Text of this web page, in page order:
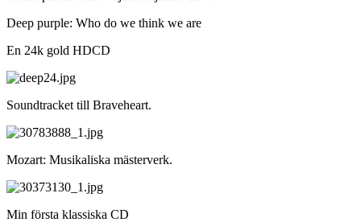
Deep purple: Who do we think we are
En 24k gold HDCD
Soundtracket till Braveheart.
Mozart: Musikaliska mästerverk.
Min första klassiska CD